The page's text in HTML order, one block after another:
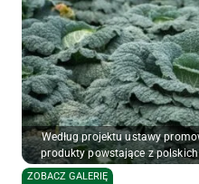
Według projektu ustawy
produkty powstające z
ZOBACZ GALERIĘ